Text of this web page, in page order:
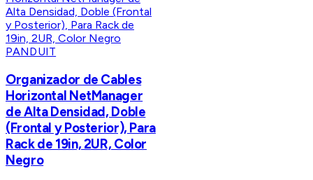
PANDUIT
Organizador de Cables
Horizontal NetManager
de Alta Densidad, Doble
(Frontal y Posterior), Para
Rack de 19in, 2UR, Color
Negro